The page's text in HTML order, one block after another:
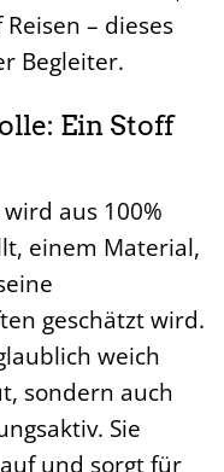
– dieses
Begleiter.
Ein Stoff
wird aus 100%
einem Material,
geschätzt wird.
weich
sondern auch
Sie
und sorgt für